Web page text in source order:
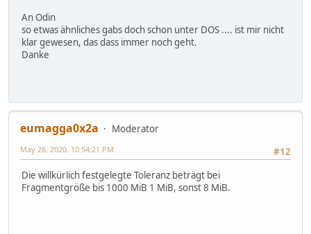
An Odin
so etwas ähnliches gabs doch schon unter DOS .... ist mir nicht
klar gewesen, das dass immer noch geht.
Danke
eumagga0x2a
Moderator
#12
May 26, 2020, 10:54:21 PM
Die willkürlich festgelegte Toleranz beträgt bei
Fragmentgröße bis 1000 MiB 1 MiB, sonst 8 MiB.